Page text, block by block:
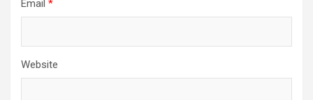
Email *
Website